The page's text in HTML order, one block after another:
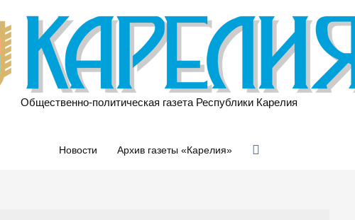
Общественно-политическая газета Республики Карелия
Новости Архив газеты «Карелия» Поиск